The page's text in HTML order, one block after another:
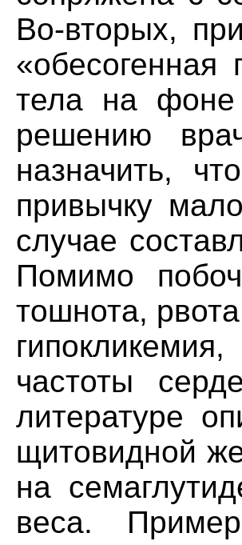
Во-вторых,
тела на фоне
решению
назначить,
привычку
случае
Помимо
тошнота,
частоты
литературе
щитовидной
на
веса.